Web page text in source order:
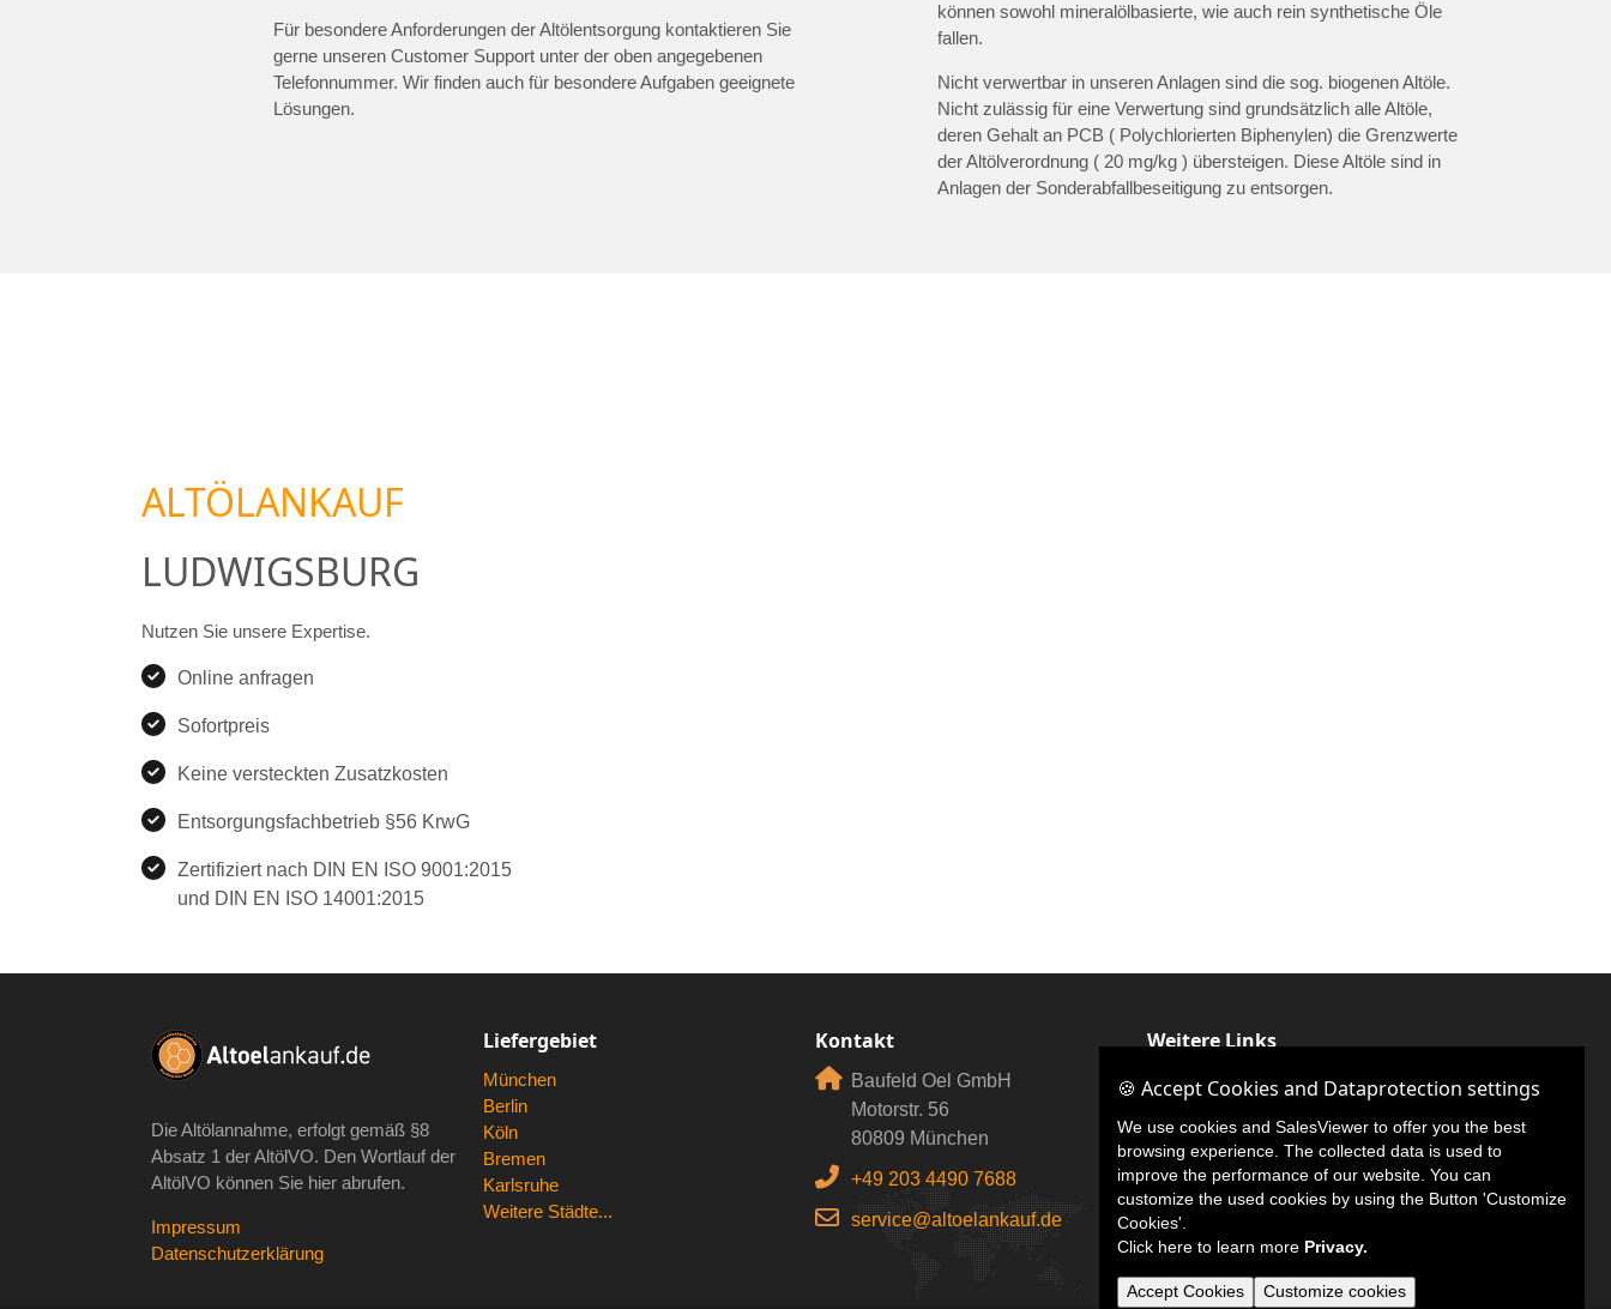
Für besondere Anforderungen der Altölentsorgung kontaktieren Sie
gerne unseren Customer Support unter der oben angegebenen
Telefonnummer. Wir finden auch für besondere Aufgaben geeignete
Lösungen.
können sowohl mineralölbasierte, wie auch rein synthetische Öle
fallen.
Nicht verwertbar in unseren Anlagen sind die sog. biogenen Altöle.
Nicht zulässig für eine Verwertung sind grundsätzlich alle Altöle,
deren Gehalt an PCB ( Polychlorierten Biphenylen) die Grenzwerte
der Altölverordnung ( 20 mg/kg ) übersteigen. Diese Altöle sind in
Anlagen der Sonderabfallbeseitigung zu entsorgen.
ALTÖLANKAUF
LUDWIGSBURG
Nutzen Sie unsere Expertise.
Online anfragen
Sofortpreis
Keine versteckten Zusatzkosten
Entsorgungsfachbetrieb §56 KrwG
Zertifiziert nach DIN EN ISO 9001:2015
und DIN EN ISO 14001:2015
Die Altölannahme, erfolgt gemäß §8
Absatz 1 der AltölVO. Den Wortlauf der
AltölVO können Sie hier abrufen.
Impressum
Datenschutzerklärung
Liefergebiet
München
Berlin
Köln
Bremen
Karlsruhe
Weitere Städte...
Kontakt
Baufeld Oel GmbH
Motorstr. 56
80809 München
+49 203 4490 7688
service@altoelankauf.de
Weitere Links
LinkedIn
🍪 Accept Cookies and Dataprotection settings
We use cookies and SalesViewer to offer you the best
browsing experience. The collected data is used to
improve the performance of our website. You can
customize the used cookies by using the Button 'Customize
Cookies'.
Click here to learn more Privacy.
Accept Cookies Customize cookies
🍪 Accept Cookies and Dataprotection settings
We use cookies and SalesViewer to offer you the best
browsing experience. The collected data is used to
improve the performance of our website. You can
customize the used cookies by using the Button 'Customize
Cookies'.
Click here to learn more Privacy.
Accept Cookies Customize cookies